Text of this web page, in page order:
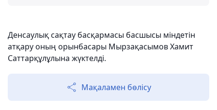
Денсаулық сақтау басқармасы басшысы міндетін
атқару оның орынбасары Мырзақасымов Хамит
Саттарқұлұлына жүктелді.
Мақаламен бөлісу